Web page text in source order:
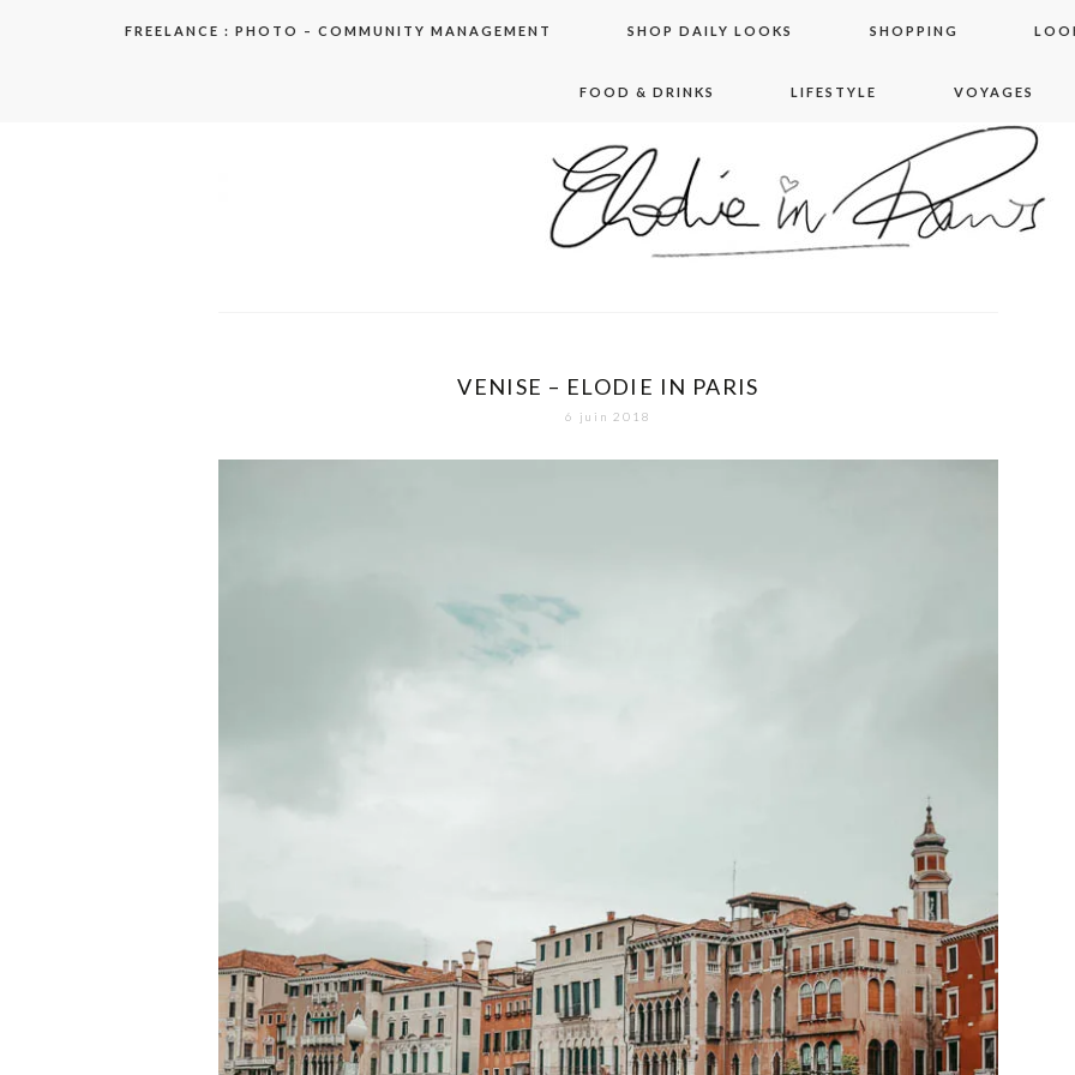
FREELANCE : PHOTO – COMMUNITY MANAGEMENT SHOP DAILY LOOKS SHOPPING
FOOD & DRINKS LIFESTYLE VOYAGES
elodie in paris
VENISE – ELODIE IN PARIS
6 juin 2018